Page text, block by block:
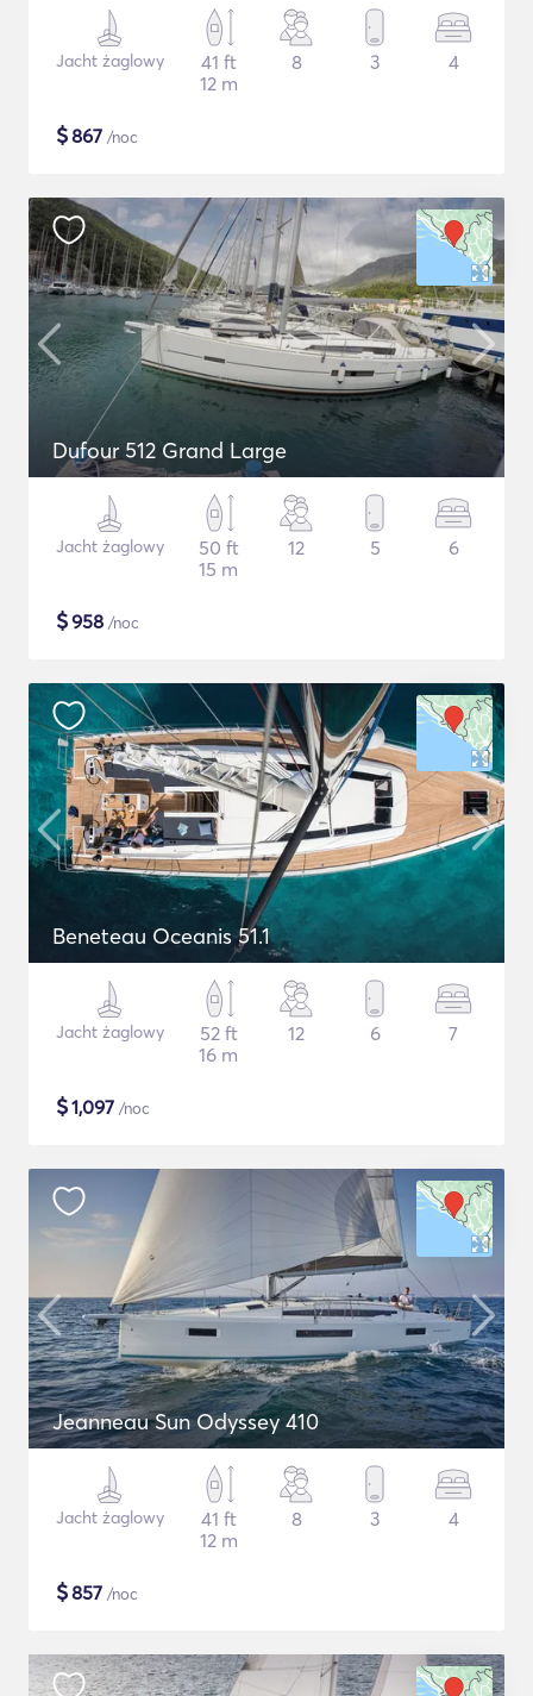
Jacht żaglowy
41 ft
12 m
8 3 4
$867 /noc
Dufour 512 Grand Large
Jacht żaglowy
50 ft
15 m
12 5 6
$958 /noc
Beneteau Oceanis 51.1
Jacht żaglowy
52 ft
16 m
12 6 7
$1,097 /noc
Jeanneau Sun Odyssey 410
Jacht żaglowy
41 ft
12 m
8 3 4
$857 /noc